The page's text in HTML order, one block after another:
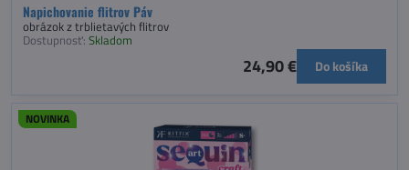
Napichovanie flitrov Páv
obrázok z trblietavých flitrov
Dostupnosť: Skladom
24,90 € Do košíka
NOVINKA